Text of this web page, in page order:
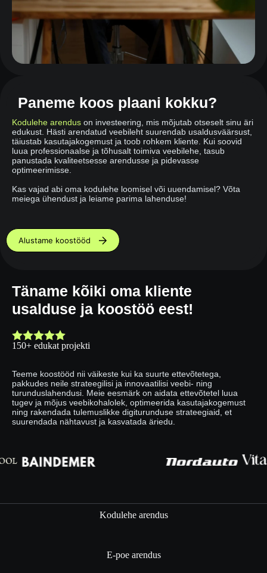
Paneme koos plaani kokku?
Kodulehe arendus on investeering, mis mõjutab otseselt sinu äri
edukust. Hästi arendatud veebileht suurendab usaldusväärsust,
täiustab kasutajakogemust ja toob rohkem kliente. Kui soovid
luua professionaalse ja tõhusalt toimiva veebilehe, tasub
panustada kvaliteetsesse arendusse ja pidevasse
optimeerimisse.
Kas vajad abi oma kodulehe loomisel või uuendamisel? Võta
meiega ühendust ja leiame parima lahenduse!
Alustame koostööd
Täname kõiki oma kliente
usalduse ja koostöö eest!
150+ edukat projekti
Teeme koostööd nii väikeste kui ka suurte ettevõtetega,
pakkudes neile strateegilisi ja innovaatilisi veebi- ning
turunduslahendusi. Meie eesmärk on aidata ettevõtetel luua
tugev ja mõjus veebikohalolek, optimeerida kasutajakogemust
ning rakendada tulemuslikke digiturunduse strateegiaid, et
suurendada nähtavust ja kasvatada äriedu.
Kodulehe arendus
E-poe arendus